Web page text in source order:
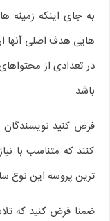
به جای اینکه
هایی هدف اصلی آنها
در تعدادی از
باشد.
فرض کنید نویسندگان
کنند که متناسب با
ترین پروسه این نوع
ضمنا فرض کنید که